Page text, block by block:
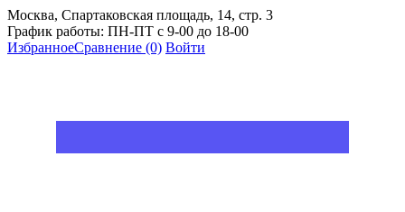
Москва, Спартаковская площадь, 14, стр. 3
График работы: ПН-ПТ с 9-00 до 18-00
ИзбранноеСравнение (0) Войти